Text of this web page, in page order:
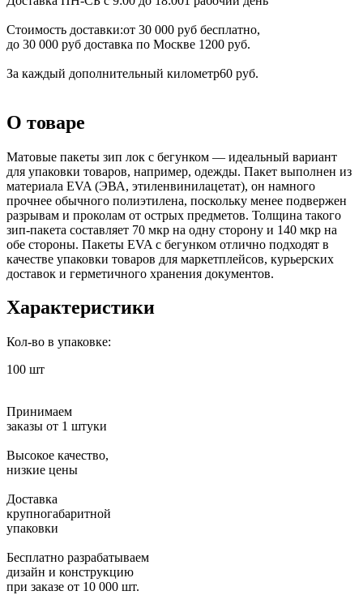
Стоимость доставки:от 30 000 руб бесплатно,
до 30 000 руб доставка по Москве 1200 руб.
За каждый дополнительный километр60 руб.
О товаре
Матовые пакеты зип лок с бегунком — идеальный вариант
для упаковки товаров, например, одежды. Пакет выполнен из
материала EVA (ЭВА, этиленвинилацетат), он намного
прочнее обычного полиэтилена, поскольку менее подвержен
разрывам и проколам от острых предметов. Толщина такого
зип-пакета составляет 70 мкр на одну сторону и 140 мкр на
обе стороны. Пакеты EVA с бегунком отлично подходят в
качестве упаковки товаров для маркетплейсов, курьерских
доставок и герметичного хранения документов.
Характеристики
Кол-во в упаковке:
100 шт
Принимаем
заказы от 1 штуки
Высокое качество,
низкие цены
Доставка
крупногабаритной
упаковки
Бесплатно разрабатываем
дизайн и конструкцию
при заказе от 10 000 шт.